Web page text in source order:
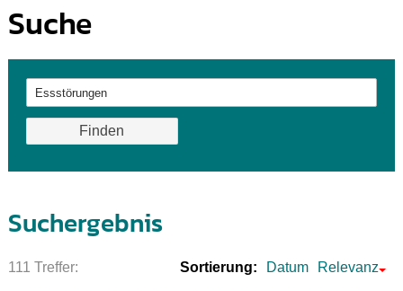
Suche
Suchergebnis
111 Treffer: Sortierung: Datum Relevanz